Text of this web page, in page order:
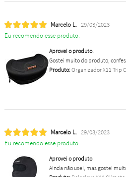
Marcelo L. 29/03/2023
Eu recomendo esse produto.
Aprovei o produto.
Gostei muito do produto,
Produto:Organizador X11 Trip
Marcelo L. 29/03/2023
Eu recomendo esse produto.
Aprovei o produto
Ainda não usei, mas gostei